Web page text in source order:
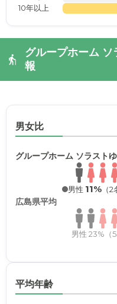
10年以上
グループホーム
報
男女比
グループホーム ソラスト
男性 11% （2
広島県平均
男性 23%（5
平均年齢